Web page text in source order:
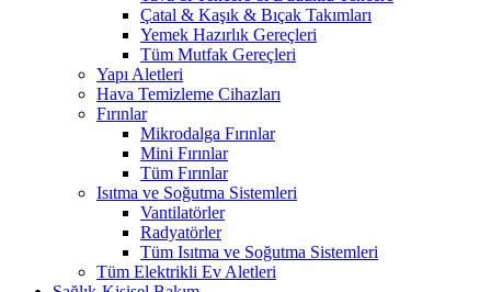
Çatal & Kaşık & Bıçak Takımları
Yemek Hazırlık Gereçleri
Tüm Mutfak Gereçleri
Yapı Aletleri
Hava Temizleme Cihazları
Fırınlar
Mikrodalga Fırınlar
Mini Fırınlar
Tüm Fırınlar
Isıtma ve Soğutma Sistemleri
Vantilatörler
Radyatörler
Tüm Isıtma ve Soğutma Sistemleri
Tüm Elektrikli Ev Aletleri